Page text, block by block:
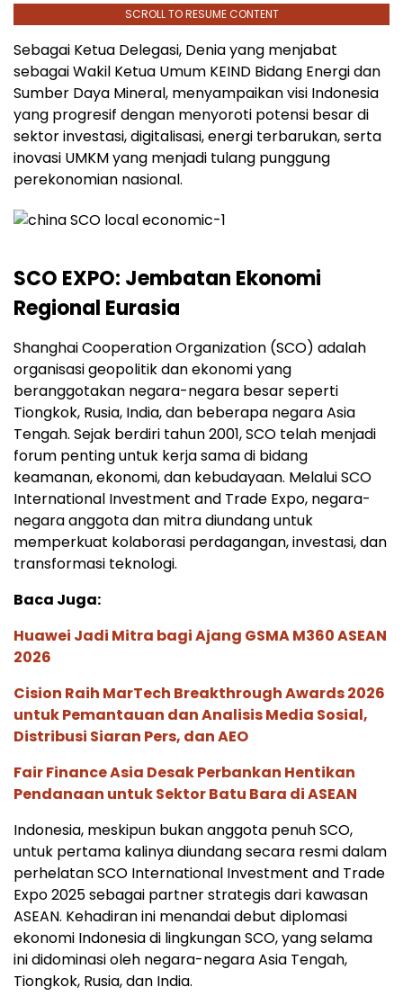
SCROLL TO RESUME CONTENT
Sebagai Ketua Delegasi, Denia yang menjabat
sebagai Wakil Ketua Umum KEIND Bidang Energi dan
Sumber Daya Mineral, menyampaikan visi Indonesia
yang progresif dengan menyoroti potensi besar di
sektor investasi, digitalisasi, energi terbarukan, serta
inovasi UMKM yang menjadi tulang punggung
perekonomian nasional.
SCO EXPO: Jembatan Ekonomi
Regional Eurasia
Shanghai Cooperation Organization (SCO) adalah
organisasi geopolitik dan ekonomi yang
beranggotakan negara-negara besar seperti
Tiongkok, Rusia, India, dan beberapa negara Asia
Tengah. Sejak berdiri tahun 2001, SCO telah menjadi
forum penting untuk kerja sama di bidang
keamanan, ekonomi, dan kebudayaan. Melalui SCO
International Investment and Trade Expo, negara-
negara anggota dan mitra diundang untuk
memperkuat kolaborasi perdagangan, investasi, dan
transformasi teknologi.
Baca Juga:
Huawei Jadi Mitra bagi Ajang GSMA M360 ASEAN
2026
Cision Raih MarTech Breakthrough Awards 2026
untuk Pemantauan dan Analisis Media Sosial,
Distribusi Siaran Pers, dan AEO
Fair Finance Asia Desak Perbankan Hentikan
Pendanaan untuk Sektor Batu Bara di ASEAN
Indonesia, meskipun bukan anggota penuh SCO,
untuk pertama kalinya diundang secara resmi dalam
perhelatan SCO International Investment and Trade
Expo 2025 sebagai partner strategis dari kawasan
ASEAN. Kehadiran ini menandai debut diplomasi
ekonomi Indonesia di lingkungan SCO, yang selama
ini didominasi oleh negara-negara Asia Tengah,
Tiongkok, Rusia, dan India.